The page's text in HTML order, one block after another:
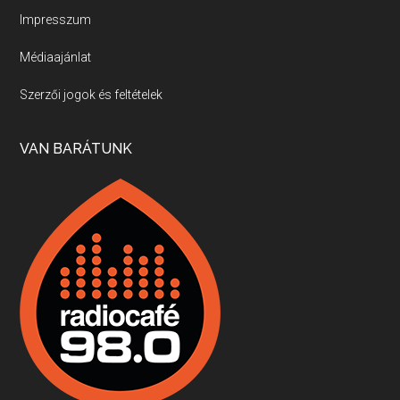
Villány, kékfrankos, Jackfall
Apr 17, 2026 • 00:35:38
Boston, teadélután, bab és homár
Apr 9, 2026 • 00:37:17
Fermentáljunk, a testünk meghálálja!
Apr 3, 2026 • 00:36:07
Impresszum
Médiaajánlat
Szerzői jogok és feltételek
VAN BARÁTUNK